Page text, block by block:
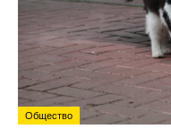
Общество